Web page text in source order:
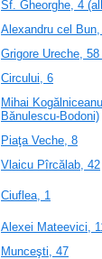
Sf. Gheorghe, 4
Alexandru cel
Grigore Ureche,
Circului, 6
Mihai
Bănulescu-Bodoni)
Piaţa Veche, 8
Vlaicu Pîrcălab, 42
Ciuflea, 1
Alexei Mateevici,
Munceşti, 47